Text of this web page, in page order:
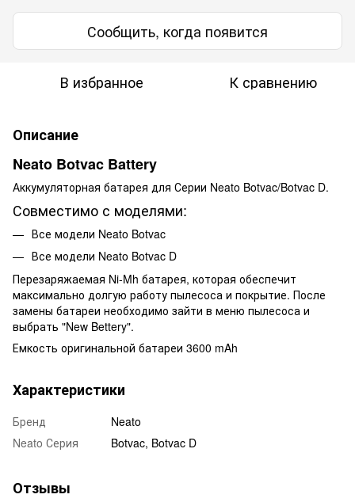
Сообщить, когда появится
В избранное К сравнению
Описание
Neato Botvac Battery
Аккумуляторная батарея для Серии Neato Botvac/Botvac D.
Совместимо с моделями:
Все модели Neato Botvac
Все модели Neato Botvac D
Перезаряжаемая Ni-Mh батарея, которая обеспечит
максимально долгую работу пылесоса и покрытие. После
замены батареи необходимо зайти в меню пылесоса и
выбрать "New Bettery".
Емкость оригинальной батареи 3600 mAh
Характеристики
Бренд
Neato
Neato Серия
Botvac, Botvac D
Отзывы